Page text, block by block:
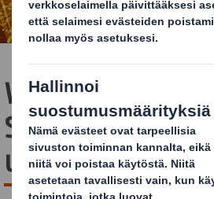
WorldStar -
Smithille
useita EMEA-